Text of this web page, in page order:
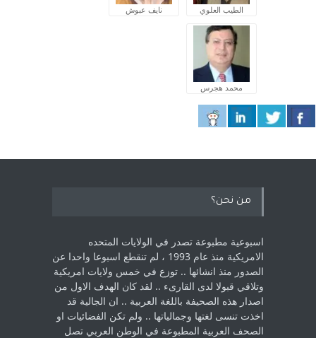
الطيب العلوي نايف عبوش
محمد هجرس
من نحن؟
اسبوعية مطبوعة تصدر في الولايات المتحده
الامريكية منذ عام 1993 ، لم ‏تنقطع اسبوعا واحدا عن
الصدور منذ انشائها .. توزع في خمس ولايات امريكية
‏وتلاقي قبولا لدى القارىء ..‏ لقد كان الهدف الاول من
اصدار هذه الصحيفة باللغة العربية .. ان الجالية قد
اخذت ‏تنسى لغتها وجمالياتها .. ولم تكن الفضائيات او
الصحف العربية المطبوعة في الوطن ‏العربي تصل